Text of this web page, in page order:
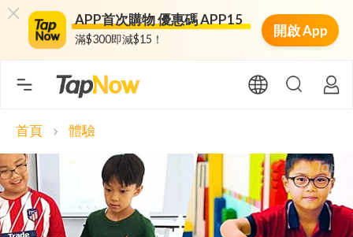
APP首次購物 優惠碼 APP15
滿$300即減$15！
開啟 App
首頁 chevron_right 體驗